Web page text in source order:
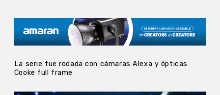
La serie fue rodada con cámaras Alexa y ópticas
Cooke full frame